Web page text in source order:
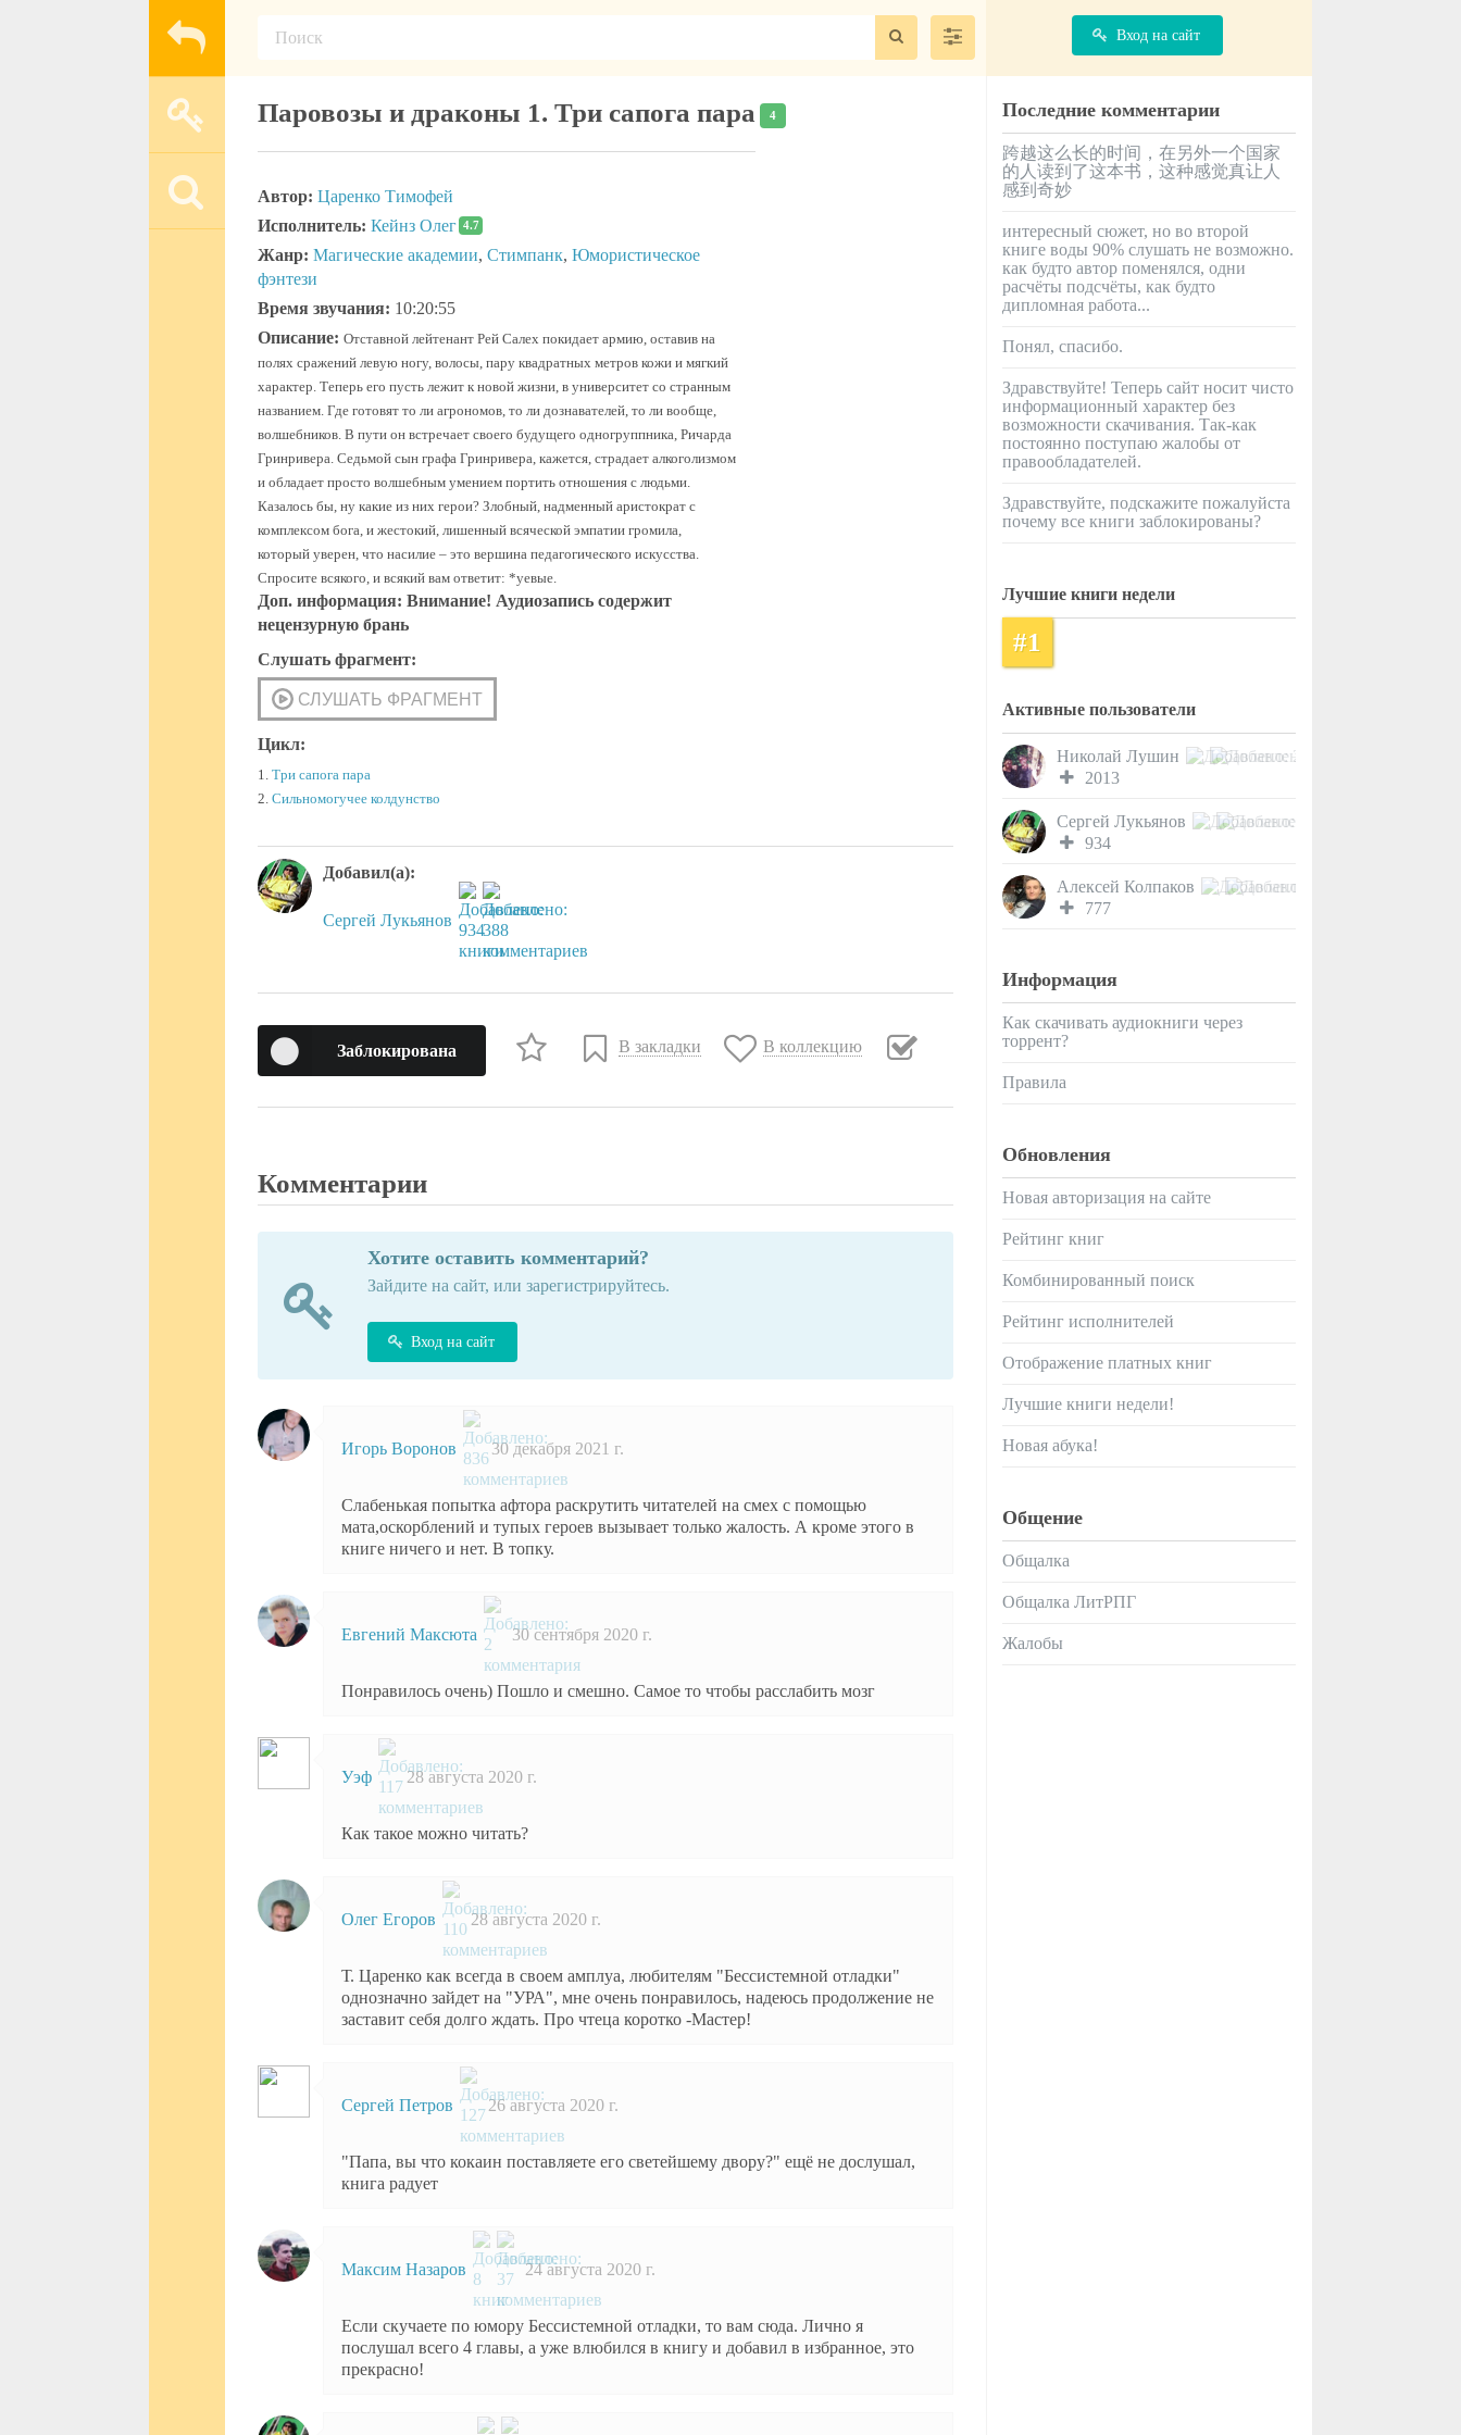
Паровозы и драконы 1. Три сапога пара 4
Автор: Царенко Тимофей
Исполнитель: Кейнз Олег 4.7
Жанр: Магические академии, Стимпанк, Юмористическое
фэнтези
Время звучания: 10:20:55
Описание: Отставной лейтенант Рей Салех покидает армию, оставив на
полях сражений левую ногу, волосы, пару квадратных метров кожи и мягкий
характер. Теперь его пусть лежит к новой жизни, в университет со странным
названием. Где готовят то ли агрономов, то ли дознавателей, то ли вообще,
волшебников. В пути он встречает своего будущего одногруппника, Ричарда
Гринривера. Седьмой сын графа Гринривера, кажется, страдает алкоголизмом
и обладает просто волшебным умением портить отношения с людьми.
Казалось бы, ну какие из них герои? Злобный, надменный аристократ с
комплексом бога, и жестокий, лишенный всяческой эмпатии громила,
который уверен, что насилие – это вершина педагогического искусства.
Спросите всякого, и всякий вам ответит: *уевые.
Доп. информация: Внимание! Аудиозапись содержит
нецензурную брань
Слушать фрагмент:
Цикл:
1. Три сапога пара
2. Сильномогучее колдунство
Добавил(а):
Сергей Лукьянов
Заблокирована В закладки В коллекцию
Комментарии
Хотите оставить комментарий?
Зайдите на сайт, или зарегистрируйтесь.
Вход на сайт
Игорь Воронов 30 декабря 2021 г.
Слабенькая попытка афтора раскрутить читателей на смех с помощью
мата,оскорблений и тупых героев вызывает только жалость. А кроме этого в
книге ничего и нет. В топку.
Евгений Максюта 30 сентября 2020 г.
Понравилось очень) Пошло и смешно. Самое то чтобы расслабить мозг
Уэф 28 августа 2020 г.
Как такое можно читать?
Олег Егоров 28 августа 2020 г.
Т. Царенко как всегда в своем амплуа, любителям "Бессистемной отладки"
однозначно зайдет на "УРА", мне очень понравилось, надеюсь продолжение не
заставит себя долго ждать. Про чтеца коротко -Мастер!
Сергей Петров 26 августа 2020 г.
"Папа, вы что кокаин поставляете его светейшему двору?" ещё не дослушал,
книга радует
Максим Назаров 24 августа 2020 г.
Если скучаете по юмору Бессистемной отладки, то вам сюда. Лично я
послушал всего 4 главы, а уже влюбился в книгу и добавил в избранное, это
прекрасно!
Вход на сайт
Последние комментарии
跨越这么长的时间，在另外一个国家
的人读到了这本书，这种感觉真让人
感到奇妙
интересный сюжет, но во второй
книге воды 90% слушать не возможно.
как будто автор поменялся, одни
расчёты подсчёты, как будто
дипломная работа...
Понял, спасибо.
Здравствуйте! Теперь сайт носит чисто
информационный характер без
возможности скачивания. Так-как
постоянно поступаю жалобы от
правообладателей.
Здравствуйте, подскажите пожалуйста
почему все книги заблокированы?
Лучшие книги недели
#1
Активные пользователи
Николай Лушин
2013
Сергей Лукьянов
934
Алексей Колпаков
777
Информация
Как скачивать аудиокниги через
торрент?
Правила
Обновления
Новая авторизация на сайте
Рейтинг книг
Комбинированный поиск
Рейтинг исполнителей
Отображение платных книг
Лучшие книги недели!
Новая абука!
Общение
Общалка
Общалка ЛитРПГ
Жалобы